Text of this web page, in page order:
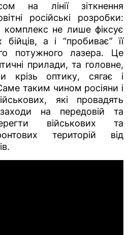
на лінії зіткнення
російські розробки:
комплекс не лише фіксує
бійців, а і “пробиває” її
потужного лазера. Це
прилади, та головне,
крізь оптику, сягає і
таким чином росіяни і
які провадять
заходи на передовій та
військових та
територій від